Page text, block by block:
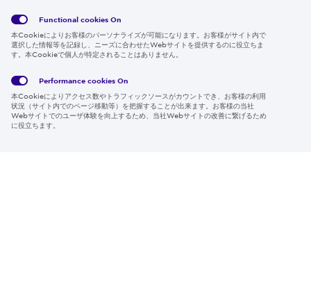
Global
Policy
サイト
約
Region & Language:
Japan | JP
Functional cookies On
本Cookieによりお客様のパーソナライズが可能になります。お客様がサイト内で
選択した情報等を記録し、ニーズに合わせたWebサイトを提供するのに役立ちま
す。本Cookieで個人が特定されることはありません。
Performance cookies On
本Cookieによりアクセス数やトラフィックソースがカウントでき、お客様の利用
状況（サイト内でのページ移動等）を把握することが出来ます。お客様の当社
Webサイトでのユーザ体験を向上するため、当社Webサイトの改善に繋げるため
に役立ちます。